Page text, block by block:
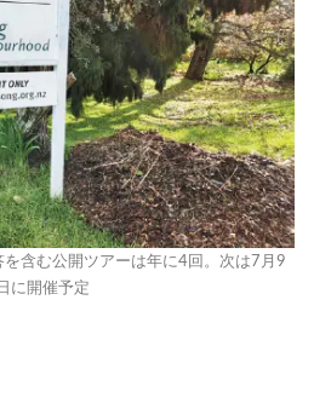
含む公開ツアーは年に4回。次は7月9
日に開催予定